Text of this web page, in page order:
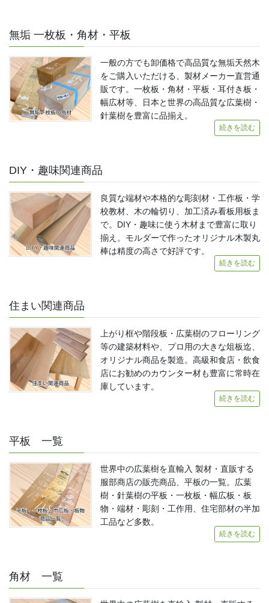
無垢 一枚板・角材・平板
一般の方でも卸価格で高品質な無垢天然木
をご購入いただける、製材メーカー直営通
販です。一枚板・角材・平板・耳付き板・
幅広材等、日本と世界の高品質な広葉樹・
針葉樹を豊富に品揃え。
続きを読む
DIY・趣味関連商品
良質な端材や本格的な彫刻材・工作板・学
校教材、木の輪切り、加工済み看板用板ま
で。DIY・趣味に使う木材まで豊富に取り
揃え。モルダーで作ったオリジナル木製丸
棒は精度の高さで好評です。
続きを読む
住まい関連商品
上がり框や階段板・広葉樹のフローリング
等の建築材料や、プロ用の大きな俎板迄、
オリジナル商品を製造。高級和食店・飲食
店にお勧めのカウンター材も豊富に常時在
庫しています。
続きを読む
平板 一覧
世界中の広葉樹を直輸入 製材・直販する
服部商店の販売商品、平板の一覧。広葉
樹・針葉樹の平板・一枚板・幅広板・板
物・端材・彫刻・工作用、住宅部材の半加
工品など多数。
続きを読む
角材 一覧